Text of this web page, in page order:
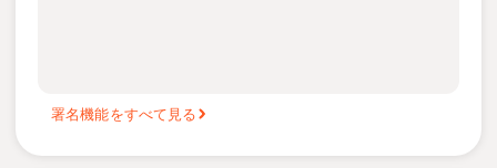
署名機能をすべて見る